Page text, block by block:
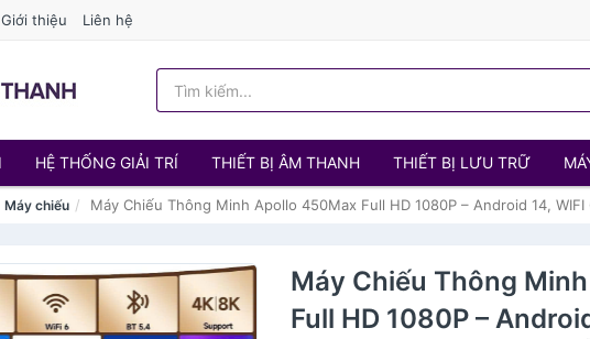
Giới thiệu Liên hệ
HỆ THỐNG GIẢI TRÍ THIẾT BỊ ÂM THANH THIẾT BỊ LƯU TRỮ
Máy chiếu Máy Chiếu Thông Minh Apollo 450Max Full HD 1080P – Android 14,
Máy Chiếu Thông
Full HD 1080P –